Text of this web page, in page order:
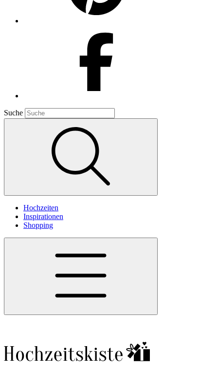
Suche
Hochzeiten
Inspirationen
Shopping